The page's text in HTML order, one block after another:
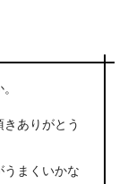
ありがとう
うまくいかな